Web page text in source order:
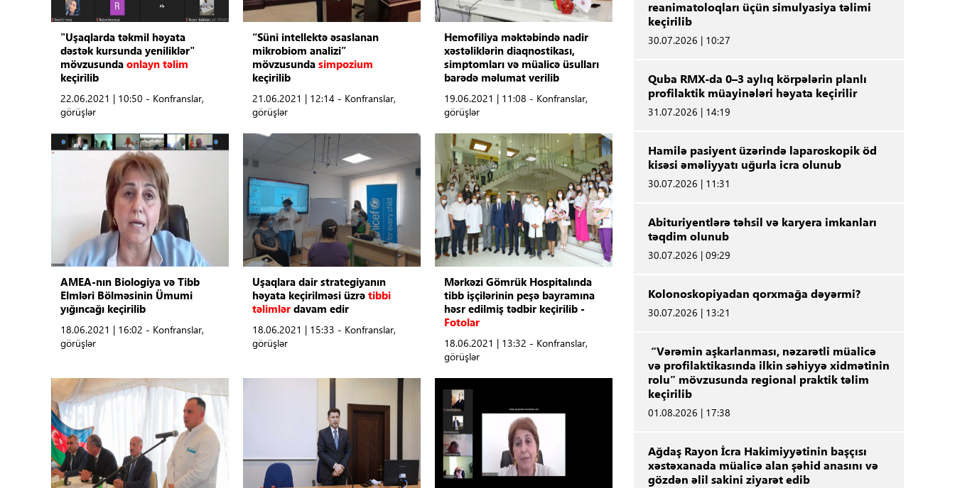
"Uşaqlarda təkmil həyata
dəstək kursunda yeniliklər"
mövzusunda onlayn təlim
keçirilib
22.06.2021 | 10:50 - Konfranslar,
görüşlər
“Süni intellektə əsaslanan
mikrobiom analizi”
mövzusunda simpozium
keçirilib
21.06.2021 | 12:14 - Konfranslar,
görüşlər
Hemofiliya məktəbində nadir
xəstəliklərin diaqnostikası,
simptomları və müalicə üsulları
barədə məlumat verilib
19.06.2021 | 11:08 - Konfranslar,
görüşlər
AMEA-nın Biologiya və Tibb
Elmləri Bölməsinin Ümumi
yığıncağı keçirilib
18.06.2021 | 16:02 - Konfranslar,
görüşlər
Uşaqlara dair strategiyanın
həyata keçirilməsi üzrə tibbi
təlimlər davam edir
18.06.2021 | 15:33 - Konfranslar,
görüşlər
Mərkəzi Gömrük Hospitalında
tibb işçilərinin peşə bayramına
həsr edilmiş tədbir keçirilib -
Fotolar
18.06.2021 | 13:32 - Konfranslar,
görüşlər
reanimatoloqları üçün simulyasiya təlimi
keçirilib
30.07.2026 | 10:27
Quba RMX-da 0–3 aylıq körpələrin planlı
profilaktik müayinələri həyata keçirilir
31.07.2026 | 14:19
Hamilə pasiyent üzərində laparoskopik öd
kisəsi əməliyyatı uğurla icra olunub
30.07.2026 | 11:31
Abituriyentlərə təhsil və karyera imkanları
təqdim olunub
30.07.2026 | 09:29
Kolonoskopiyadan qorxmağa dəyərmi?
30.07.2026 | 13:21
“Vərəmin aşkarlanması, nəzarətli müalicə
və profilaktikasında ilkin səhiyyə xidmətinin
rolu” mövzusunda regional praktik təlim
keçirilib
01.08.2026 | 17:38
Ağdaş Rayon İcra Hakimiyyətinin başçısı
xəstəxanada müalicə alan şəhid anasını və
gözdən əlil sakini ziyarət edib
Tibbdə İKT
Regionlar
Gündəm
Tibbi maarifləndirmə